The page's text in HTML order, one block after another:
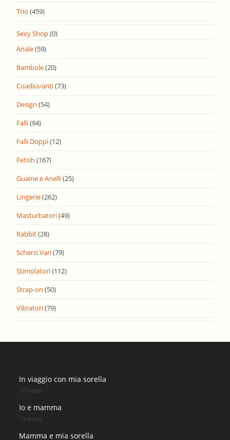
Trio (459)
Sexy Shop(0)
Anale(59)
Bambole(20)
Coadiuvanti(73)
Design (54)
Falli(94)
Falli Doppi(12)
Fetish (167)
Guaine e Anelli(25)
Lingerie(262)
Masturbatori(49)
Rabbit(28)
Scherzi Vari(79)
Stimolatori(112)
Strap-on (50)
Vibratori(79)
In viaggio con mia sorella
17 views
Io e mamma
13 views
Mamma e mia sorella